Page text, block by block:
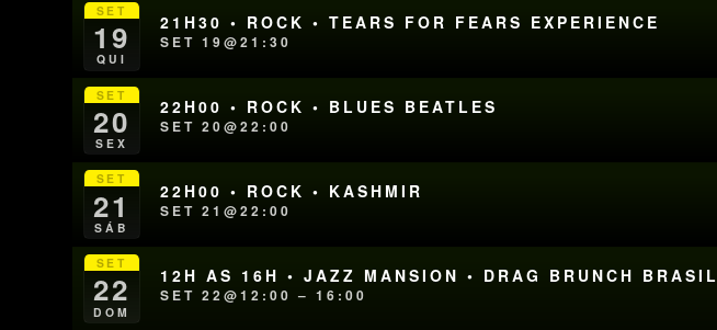
SET
19
QUI
21H30 • ROCK • TEARS FOR FEARS EXPERIENCE
SET 19@21:30
SET
20
SEX
22H00 • ROCK • BLUES BEATLES
SET 20@22:00
SET
21
SÁB
22H00 • ROCK • KASHMIR
SET 21@22:00
SET
22
DOM
12H AS 16H • JAZZ MANSION • DRAG BRUNCH BRASIL
SET 22@12:00 – 16:00